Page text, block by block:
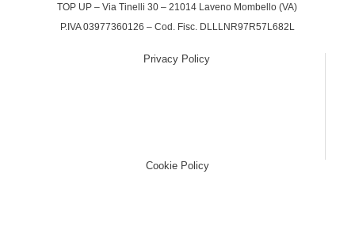
TOP UP – Via Tinelli 30 – 21014 Laveno Mombello (VA)
P.IVA 03977360126 – Cod. Fisc. DLLLNR97R57L682L
Privacy Policy
Cookie Policy